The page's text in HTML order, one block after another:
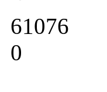
61076
0